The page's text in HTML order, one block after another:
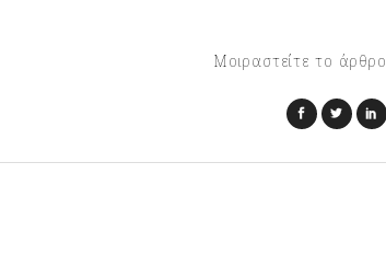
Μοιραστείτε το άρθρο